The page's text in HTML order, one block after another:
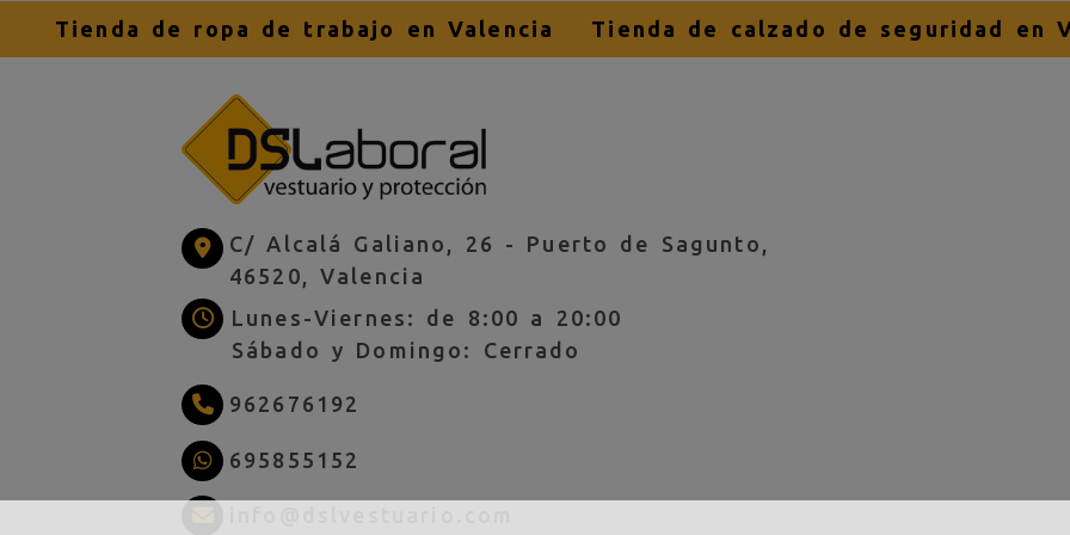
Tienda de ropa de trabajo en Valencia Tienda de calzado de seguridad en
C/ Alcalá Galiano, 26 - Puerto de Sagunto,
46520, Valencia
Lunes-Viernes: de 8:00 a 20:00
Sábado y Domingo: Cerrado
962676192
695855152